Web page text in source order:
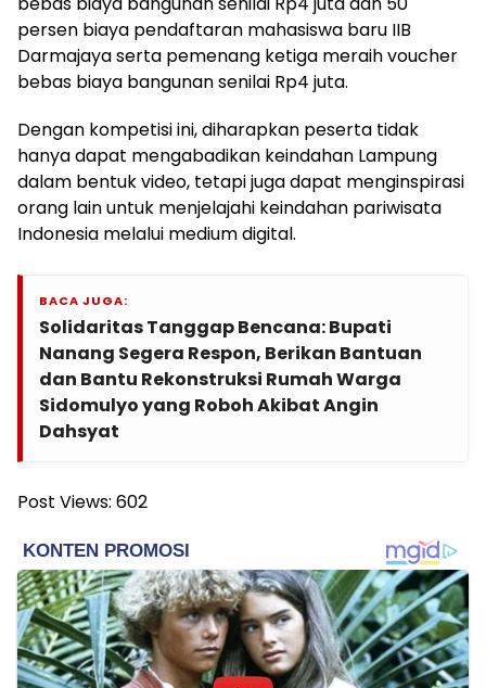
persen biaya pendaftaran mahasiswa baru IIB
Darmajaya serta pemenang ketiga meraih voucher
bebas biaya bangunan senilai Rp4 juta.
Dengan kompetisi ini, diharapkan peserta tidak
hanya dapat mengabadikan keindahan Lampung
dalam bentuk video, tetapi juga dapat menginspirasi
orang lain untuk menjelajahi keindahan pariwisata
Indonesia melalui medium digital.
BACA JUGA:
Solidaritas Tanggap Bencana: Bupati
Nanang Segera Respon, Berikan Bantuan
dan Bantu Rekonstruksi Rumah Warga
Sidomulyo yang Roboh Akibat Angin
Dahsyat
Post Views: 602